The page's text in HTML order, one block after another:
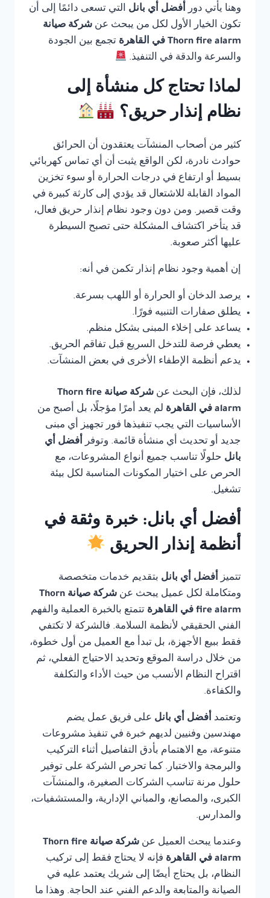
وهنا يأتي دور أفضل أي بانل التي تسعى دائمًا إلى أن
تكون الخيار الأول لكل من يبحث عن شركة صيانة
Thorn fire alarm في القاهرة
تجمع بين الجودة
والسرعة والدقة في التنفيذ.
لماذا تحتاج كل منشأة إلى
نظام إنذار حريق؟
كثير من أصحاب المنشآت يعتقدون أن الحرائق
حوادث نادرة، لكن الواقع يثبت أن أي تماس كهربائي
بسيط أو ارتفاع في درجات الحرارة أو سوء تخزين
المواد القابلة للاشتعال قد يؤدي إلى كارثة كبيرة في
وقت قصير. ومن دون وجود نظام إنذار حريق فعال،
قد يتأخر اكتشاف المشكلة حتى تصبح السيطرة
عليها أكثر صعوبة.
إن أهمية وجود نظام إنذار تكمن في أنه:
يرصد الدخان أو الحرارة أو اللهب بسرعة.
يطلق صفارات التنبيه فورًا.
يساعد على إخلاء المبنى بشكل منظم.
يعطي فرصة للتدخل السريع قبل تفاقم الحريق.
يدعم أنظمة الإطفاء الأخرى في بعض المنشآت.
لذلك، فإن البحث عن
شركة صيانة Thorn fire
alarm في القاهرة
لم يعد أمرًا مؤجلًا، بل أصبح من
الأساسيات التي يجب تنفيذها فور تجهيز أي مبنى
جديد أو تحديث أي منشأة قائمة. وتوفر أفضل أي
بانل حلولًا تناسب جميع أنواع المشروعات، مع
الحرص على اختيار المكونات المناسبة لكل بيئة
تشغيل.
أفضل أي بانل: خبرة وثقة في
أنظمة إنذار الحريق
تتميز أفضل أي بانل بتقديم خدمات متخصصة
ومتكاملة لكل عميل يبحث عن
شركة صيانة Thorn
fire alarm في القاهرة
تتمتع بالخبرة العملية والفهم
الفني الحقيقي لأنظمة السلامة. فالشركة لا تكتفي
فقط ببيع الأجهزة، بل تبدأ مع العميل من أول خطوة،
من خلال دراسة الموقع وتحديد الاحتياج الفعلي، ثم
اقتراح النظام الأنسب من حيث الأداء والتكلفة
والكفاءة.
وتعتمد أفضل أي بانل على فريق عمل يضم
مهندسين وفنيين لديهم خبرة في تنفيذ مشروعات
متنوعة، مع الاهتمام بأدق التفاصيل أثناء التركيب
والبرمجة والاختبار. كما تحرص الشركة على توفير
حلول مرنة تناسب الشركات الصغيرة، والمنشآت
الكبرى، والمصانع، والمباني الإدارية، والمستشفيات،
والمدارس.
وعندما يبحث العميل عن
شركة صيانة Thorn fire
alarm في القاهرة
فإنه لا يحتاج فقط إلى تركيب
النظام، بل يحتاج أيضًا إلى شريك يعتمد عليه في
الصيانة والمتابعة والدعم الفني عند الحاجة. وهذا ما